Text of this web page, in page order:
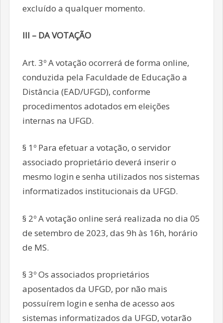
excluído a qualquer momento.
III – DA VOTAÇÃO
Art. 3º A votação ocorrerá de forma online,
conduzida pela Faculdade de Educação a
Distância (EAD/UFGD), conforme
procedimentos adotados em eleições
internas na UFGD.
§ 1º Para efetuar a votação, o servidor
associado proprietário deverá inserir o
mesmo login e senha utilizados nos sistemas
informatizados institucionais da UFGD.
§ 2º A votação online será realizada no dia 05
de setembro de 2023, das 9h às 16h, horário
de MS.
§ 3º Os associados proprietários
aposentados da UFGD, por não mais
possuírem login e senha de acesso aos
sistemas informatizados da UFGD, votarão